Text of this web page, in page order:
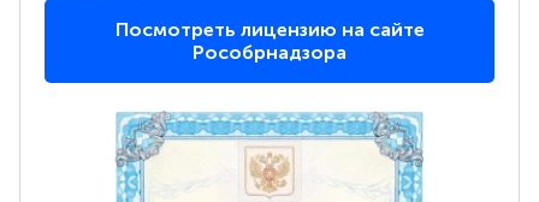
Посмотреть лицензию на сайте
Рособрнадзора